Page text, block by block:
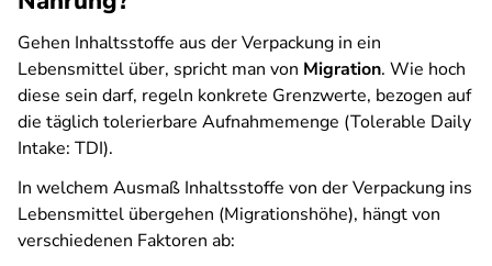
Gehen Inhaltsstoffe aus der Verpackung in ein
Lebensmittel über, spricht man von Migration. Wie hoch
diese sein darf, regeln konkrete Grenzwerte, bezogen auf
die täglich tolerierbare Aufnahmemenge (Tolerable Daily
Intake: TDI).
In welchem Ausmaß Inhaltsstoffe von der Verpackung ins
Lebensmittel übergehen (Migrationshöhe), hängt von
verschiedenen Faktoren ab: